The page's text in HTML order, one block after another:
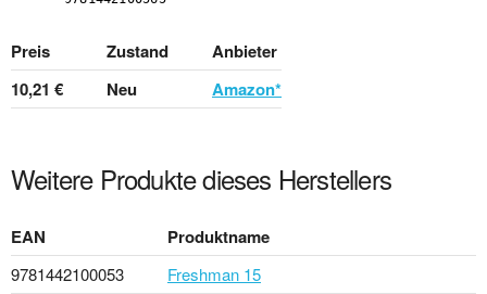
Preis Zustand
Anbieter
10,21 €
Neu Amazon*
Weitere Produkte dieses Herstellers
EAN Produktname
9781442100053
Freshman 15